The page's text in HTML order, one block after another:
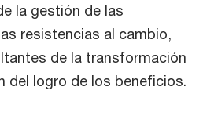
la gestión de las
resistencias al cambio,
de la transformación
del logro de los beneficios.